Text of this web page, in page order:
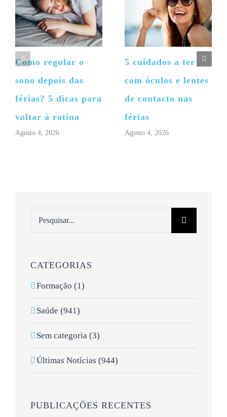
Como regular o
sono depois das
férias? 5 dicas para
voltar à rotina
Agosto 4, 2026
5 cuidados a ter
com óculos e lentes
de contacto nas
férias
Agosto 4, 2026
CATEGORIAS
Formação (1)
Saúde (941)
Sem categoria (3)
Últimas Notícias (944)
PUBLICAÇÕES RECENTES